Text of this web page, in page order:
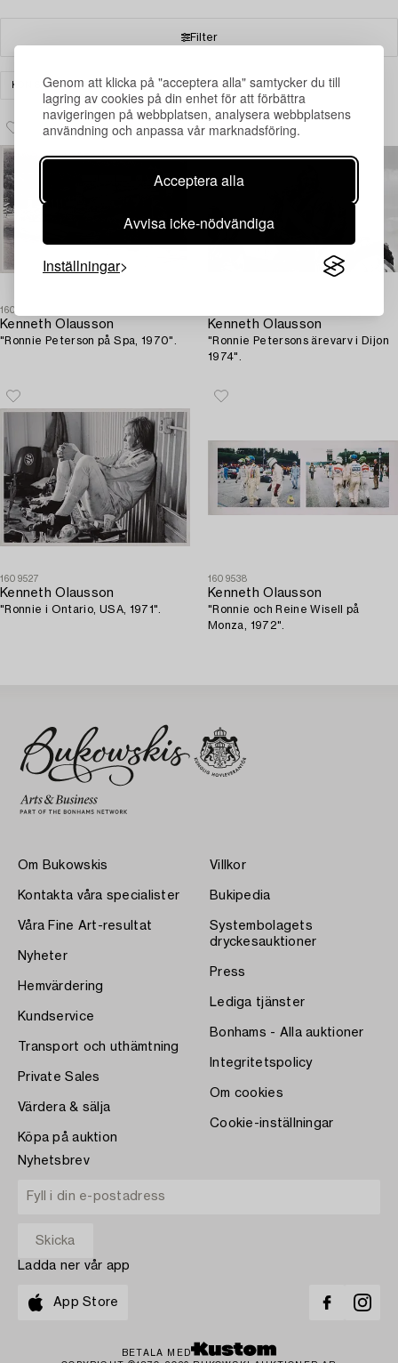
Genom att klicka på "acceptera alla" samtycker du till
lagring av cookies på din enhet för att förbättra
navigeringen på webbplatsen, analysera webbplatsens
användning och anpassa vår marknadsföring.
Acceptera alla
Avvisa icke-nödvändiga
Inställningar
Filter
KONST FOTOGRAFI RENSA ALLA
1609519
Kenneth Olausson
"Ronnie Peterson på Spa, 1970".
Kenneth Olausson
"Ronnie Petersons ärevarv i Dijon
1974".
1609527
Kenneth Olausson
"Ronnie i Ontario, USA, 1971".
1609538
Kenneth Olausson
"Ronnie och Reine Wisell på
Monza, 1972".
Om Bukowskis
Kontakta våra specialister
Våra Fine Art-resultat
Nyheter
Hemvärdering
Kundservice
Transport och uthämtning
Private Sales
Värdera & sälja
Köpa på auktion
Villkor
Bukipedia
Systembolagets
dryckesauktioner
Press
Lediga tjänster
Bonhams - Alla auktioner
Integritetspolicy
Om cookies
Cookie-inställningar
Nyhetsbrev
Ladda ner vår app
App Store
BETALA MED